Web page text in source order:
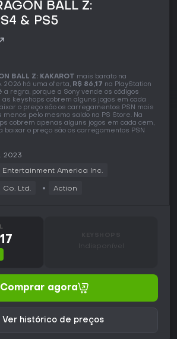
BALL Z:
& PS5
BALL Z: KAKAROT
mais barato na
2026 há uma oferta, R$ 86,17 na PlayStation
a regra, porque a Sony vende os códigos
keyshops cobrem alguns jogos em cada
o preço são os carregamentos PSN mais
menos pelo mesmo saldo na PS Store. Na
cobrem apenas alguns jogos em cada cem,
baixar o preço são os carregamentos PSN
2023
Entertainment America Inc.
Co. Ltd. Action
Indisponível
Comprar agora
Ver histórico de preços